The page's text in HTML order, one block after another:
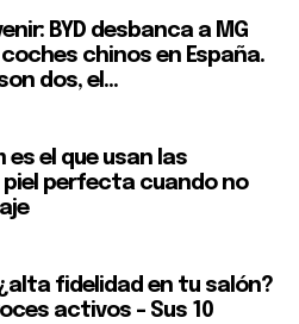
BYD desbanca a MG
chinos en España.
dos, el...
es el que usan las
piel perfecta cuando no
¿alta fidelidad en tu salón?
activos – Sus 10